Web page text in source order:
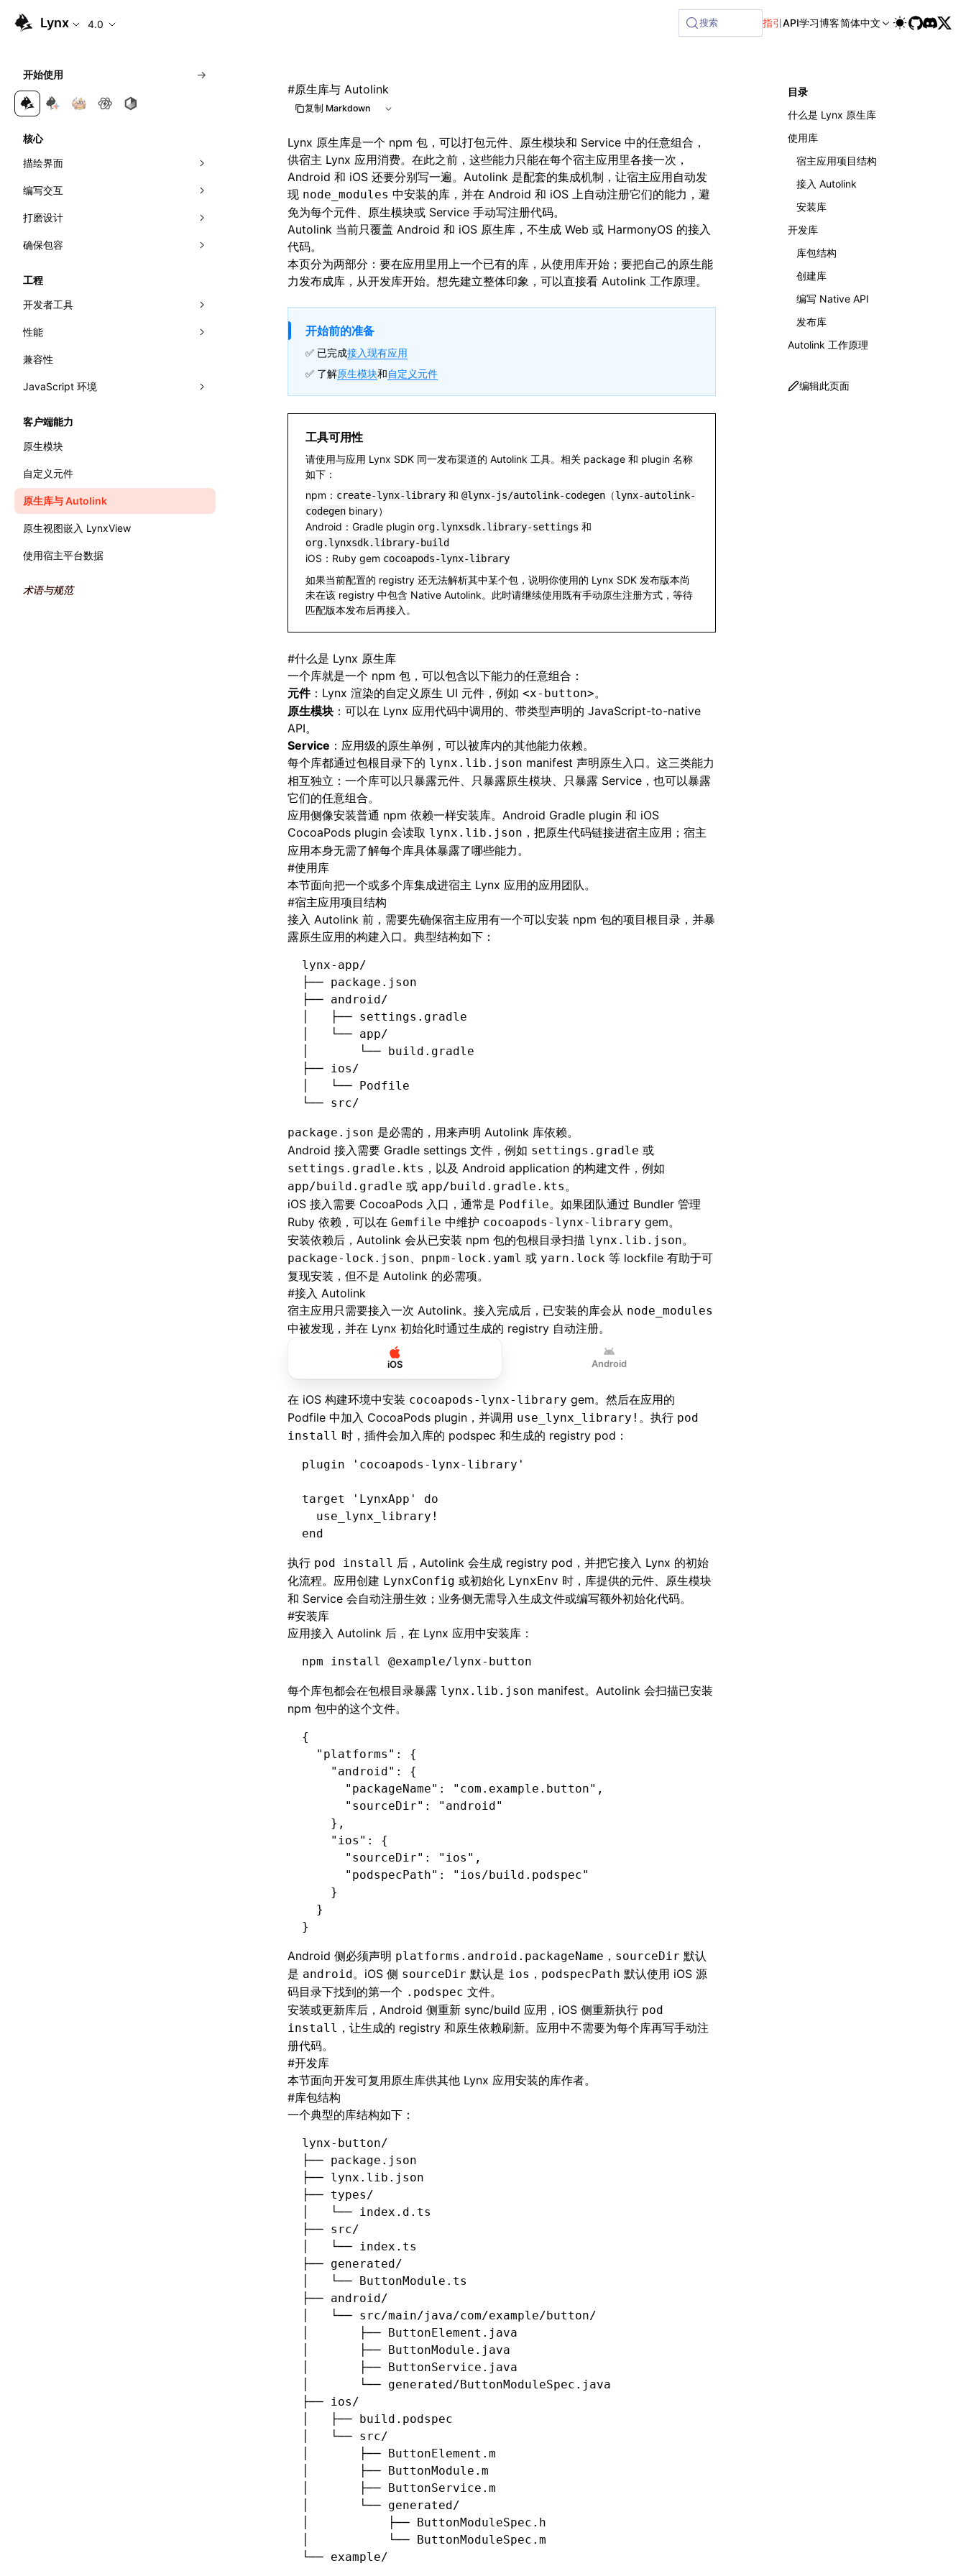
Lynx 4.0 搜索 指引API学习博客简体中文
开始使用
核心
描绘界面
组合元件
应用样式
理解布局
弹性布局
网格布局
相对布局
编写交互
响应事件
事件传播
可见性检测
交叉观察器
首帧直出
打磨设计
视效
多主题
文字排版
确保包容
国际化
工程
开发者工具
面板
Elements
Console
Sources
Layers
Preact DevTools
Trace
录制 Trace
Trace UI 基本使用指南
录制启动 Trace
分析 JavaScript
Recorder
错误处理
性能
分析性能
渲染
流畅度
内存
原生模块
监控性能
Performance API
标记渲染流水线
全局内存查询
兼容性
JavaScript 环境
WebAssembly
主线程运行时
客户端能力
原生模块
自定义元件
原生库与 Autolink
原生视图嵌入 LynxView
使用宿主平台数据
术语与规范
#原生库与 Autolink
复制 Markdown
Lynx 原生库是一个 npm 包，可以打包元件、原生模块和 Service 中的任意组合，
供宿主 Lynx 应用消费。在此之前，这些能力只能在每个宿主应用里各接一次，
Android 和 iOS 还要分别写一遍。Autolink 是配套的集成机制，让宿主应用自动发
现 node_modules 中安装的库，并在 Android 和 iOS 上自动注册它们的能力，避
免为每个元件、原生模块或 Service 手动写注册代码。
Autolink 当前只覆盖 Android 和 iOS 原生库，不生成 Web 或 HarmonyOS 的接入
代码。
本页分为两部分：要在应用里用上一个已有的库，从使用库开始；要把自己的原生能
力发布成库，从开发库开始。想先建立整体印象，可以直接看 Autolink 工作原理。
开始前的准备
✅ 已完成接入现有应用
✅ 了解原生模块和自定义元件
工具可用性
请使用与应用 Lynx SDK 同一发布渠道的 Autolink 工具。相关 package 和 plugin 名称
如下：
npm： create-lynx-library 和 @lynx-js/autolink-codegen （lynx-autolink-
codegen binary）
Android：Gradle plugin org.lynxsdk.library-settings 和
org.lynxsdk.library-build
iOS：Ruby gem cocoapods-lynx-library
如果当前配置的 registry 还无法解析其中某个包，说明你使用的 Lynx SDK 发布版本尚
未在该 registry 中包含 Native Autolink。此时请继续使用既有手动原生注册方式，等待
匹配版本发布后再接入。
#什么是 Lynx 原生库
一个库就是一个 npm 包，可以包含以下能力的任意组合：
元件：Lynx 渲染的自定义原生 UI 元件，例如 <x-button>。
原生模块 ：可以在 Lynx 应用代码中调用的、带类型声明的 JavaScript-to-native
API。
Service ：应用级的原生单例，可以被库内的其他能力依赖。
每个库都通过包根目录下的 lynx.lib.json manifest 声明原生入口。这三类能力
相互独立：一个库可以只暴露元件、只暴露原生模块、只暴露 Service，也可以暴露
它们的任意组合。
应用侧像安装普通 npm 依赖一样安装库。Android Gradle plugin 和 iOS
CocoaPods plugin 会读取 lynx.lib.json ，把原生代码链接进宿主应用；宿主
应用本身无需了解每个库具体暴露了哪些能力。
#使用库
本节面向把一个或多个库集成进宿主 Lynx 应用的应用团队。
#宿主应用项目结构
接入 Autolink 前，需要先确保宿主应用有一个可以安装 npm 包的项目根目录，并暴
露原生应用的构建入口。典型结构如下：
lynx-app/
├── package.json
├── android/
│   ├── settings.gradle
│   └── app/
│       └── build.gradle
├── ios/
│   └── Podfile
└── src/
package.json 是必需的，用来声明 Autolink 库依赖。
Android 接入需要 Gradle settings 文件，例如 settings.gradle 或
settings.gradle.kts ，以及 Android application 的构建文件，例如
app/build.gradle 或 app/build.gradle.kts。
iOS 接入需要 CocoaPods 入口，通常是 Podfile。如果团队通过 Bundler 管理
Ruby 依赖，可以在 Gemfile 中维护 cocoapods-lynx-library gem。
安装依赖后，Autolink 会从已安装 npm 包的包根目录扫描 lynx.lib.json。
package-lock.json、 pnpm-lock.yaml 或 yarn.lock 等 lockfile 有助于可
复现安装，但不是 Autolink 的必需项。
#接入 Autolink
宿主应用只需要接入一次 Autolink。接入完成后，已安装的库会从 node_modules
中被发现，并在 Lynx 初始化时通过生成的 registry 自动注册。
iOS Android
在 iOS 构建环境中安装 cocoapods-lynx-library gem。然后在应用的
Podfile 中加入 CocoaPods plugin，并调用 use_lynx_library! 。执行 pod
install 时，插件会加入库的 podspec 和生成的 registry pod：
plugin 'cocoapods-lynx-library'
target 'LynxApp'
do
  use_lynx_library!
end
执行 pod install 后，Autolink 会生成 registry pod，并把它接入 Lynx 的初始
化流程。应用创建 LynxConfig 或初始化 LynxEnv 时，库提供的元件、原生模块
和 Service 会自动注册生效；业务侧无需导入生成文件或编写额外初始化代码。
#安装库
应用接入 Autolink 后，在 Lynx 应用中安装库：
npm install @example/lynx-button
每个库包都会在包根目录暴露 lynx.lib.json manifest。Autolink 会扫描已安装
npm 包中的这个文件。
{
  "platforms"
:
{
    "android"
:
{
      "packageName"
: "com.example.button" ,
      "sourceDir"
:
"android"
    }
,
    "ios"
:
{
      "sourceDir"
: "ios" ,
      "podspecPath"
:
"ios/build.podspec"
    }
  }
}
Android 侧必须声明 platforms.android.packageName ， sourceDir 默认
是 android。iOS 侧 sourceDir 默认是 ios ， podspecPath 默认使用 iOS 源
码目录下找到的第一个 .podspec 文件。
安装或更新库后，Android 侧重新 sync/build 应用，iOS 侧重新执行 pod
install ，让生成的 registry 和原生依赖刷新。应用中不需要为每个库再写手动注
册代码。
#开发库
本节面向开发可复用原生库供其他 Lynx 应用安装的库作者。
#库包结构
一个典型的库结构如下：
lynx-button/
├── package.json
├── lynx.lib.json
├── types/
│   └── index.d.ts
├── src/
│   └── index.ts
├── generated/
│   └── ButtonModule.ts
├── android/
│   └── src/main/java/com/example/button/
│       ├── ButtonElement.java
│       ├── ButtonModule.java
│       ├── ButtonService.java
│       └── generated/ButtonModuleSpec.java
├── ios/
│   ├── build.podspec
│   └── src/
│       ├── ButtonElement.m
│       ├── ButtonModule.m
│       ├── ButtonService.m
│       └── generated/
│           ├── ButtonModuleSpec.h
│           └── ButtonModuleSpec.m
└── example/
目录
什么是 Lynx 原生库
使用库
宿主应用项目结构
接入 Autolink
安装库
开发库
库包结构
创建库
编写 Native API
发布库
Autolink 工作原理
编辑此页面